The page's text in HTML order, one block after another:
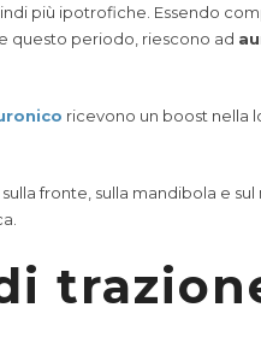
più ipotrofiche. Essendo
questo periodo, riescono ad
ricevono un boost nella
fronte, sulla mandibola e